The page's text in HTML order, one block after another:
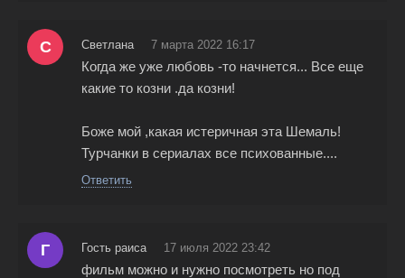
С Светлана 7 марта 2022 16:17
Когда же уже любовь -то начнется... Все еще
какие то козни .да козни!
Боже мой ,какая истеричная эта Шемаль!
Турчанки в сериалах все психованные....
Ответить
Г Гость раиса 17 июля 2022 23:42
фильм можно и нужно посмотреть но под